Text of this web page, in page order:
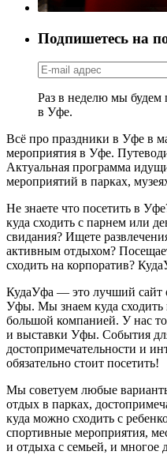
Подпишетесь на
Раз в неделю мы будем
в Уфе.
Всё про праздники в Уфе в
мероприятия в Уфе.
Актуальная программа
мероприятий в парках,
Не знаете что посетить в
куда сходить с парнем или
свидания? Ищете
активным отдыхом?
сходить на корпоратив?
КудаУфа — это лучший сайт
Уфы. Мы знаем куда сходить
большой компанией. У нас
и выставки Уфы. События
достопримечательности и
обязательно стоит посетить!
Мы советуем любые
отдых в парках,
куда можно сходить с
спортивные мероприятия,
и отдыха с семьей, и многое